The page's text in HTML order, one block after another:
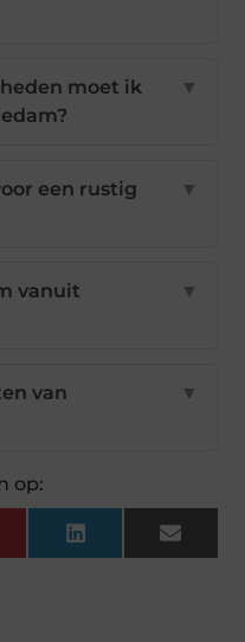
moet ik
▼
een rustig
▼
vanuit
▼
van
▼
op:
LinkedIn Email